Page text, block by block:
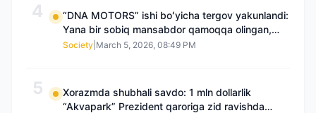
4
“DNA MOTORS” ishi boʻyicha tergov yakunlandi:
Yana bir sobiq mansabdor qamoqqa olingan,
Saidnazirxanovaning “zami” gʻoyib boʻlgan
Society March 5, 2026, 08:49 PM
5
Xorazmda shubhali savdo: 1 mln dollarlik
“Akvapark” Prezident qaroriga zid ravishda